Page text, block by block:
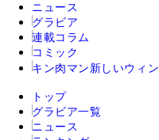
ニュース
グラビア
連載コラム
コミック
キン肉マン 新しいウィ
トップ
グラビア一覧
ニュース